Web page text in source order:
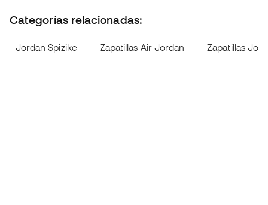
Categorías relacionadas:
Jordan Spizike Zapatillas Air Jordan Zapatillas